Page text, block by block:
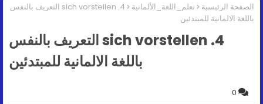
الصفحة الرئيسية تعلم_اللغة_الألمانية
4. sich vorstellen التعريف بالنفس
باللغة الالمانية للمبتدئين
4. sich vorstellen التعريف بالنفس
باللغة الالمانية للمبتدئين